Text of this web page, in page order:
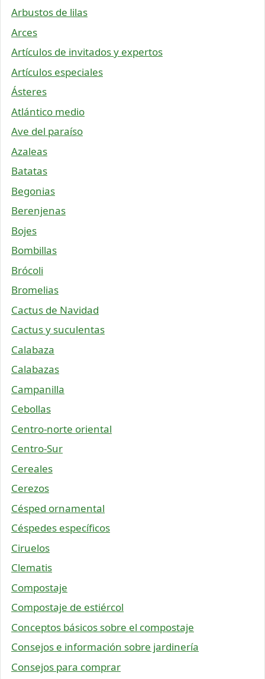
Arbustos de lilas
Arces
Artículos de invitados y expertos
Artículos especiales
Ásteres
Atlántico medio
Ave del paraíso
Azaleas
Batatas
Begonias
Berenjenas
Bojes
Bombillas
Brócoli
Bromelias
Cactus de Navidad
Cactus y suculentas
Calabaza
Calabazas
Campanilla
Cebollas
Centro-norte oriental
Centro-Sur
Cereales
Cerezos
Césped ornamental
Céspedes específicos
Ciruelos
Clematis
Compostaje
Compostaje de estiércol
Conceptos básicos sobre el compostaje
Consejos e información sobre jardinería
Consejos para comprar